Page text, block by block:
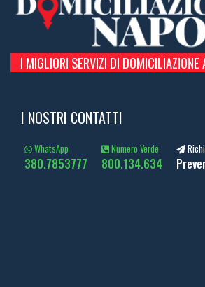
I MIGLIORI SERVIZI DI DOMICILIAZIONE
I NOSTRI CONTATTI
WhatsApp
380.7853777
Numero Verde
800.134.634